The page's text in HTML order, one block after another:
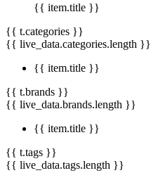
{{ item.title }}
{{ t.categories }}
{{ live_data.categories.length }}
{{ item.title }}
{{ t.brands }}
{{ live_data.brands.length }}
{{ item.title }}
{{ t.tags }}
{{ live_data.tags.length }}